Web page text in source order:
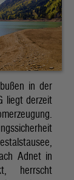
in der
liegt derzeit
Adnet in
herrscht